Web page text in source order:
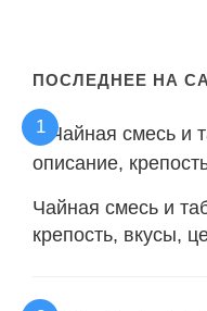
ПОСЛЕДНЕЕ НА
Чайная смесь и
крепость, вкусы,